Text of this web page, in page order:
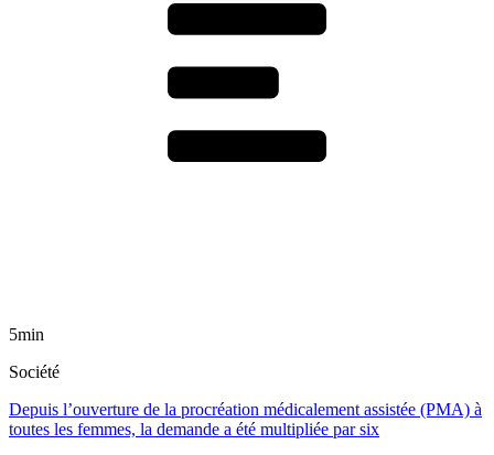
5min
Société
Depuis l’ouverture de la procréation médicalement assistée (PMA) à
toutes les femmes, la demande a été multipliée par six